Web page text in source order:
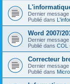
Dernier
Publié dans
Word 2007/
Dernier
Publié dans COL
Correcteur
Dernier
Publié dans